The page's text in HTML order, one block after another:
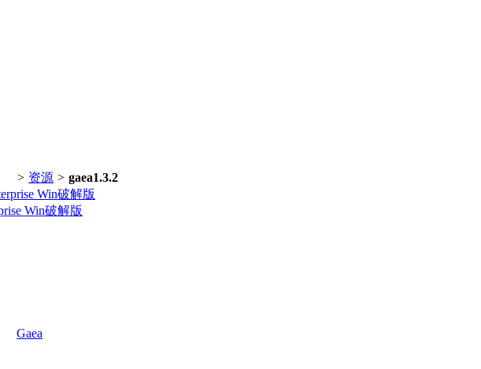
> 资源 > gaea1.3.2
Win破解版
Gaea